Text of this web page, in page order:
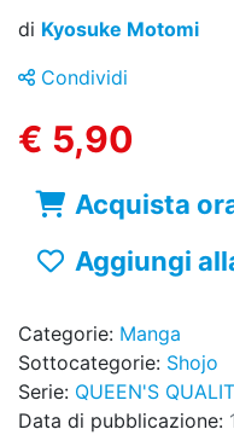
di Kyosuke Motomi
Condividi
€ 5,90
Acquista
Aggiungi
Categorie: Manga
Sottocategorie: Shojo
Serie: QUEEN'S
Data di pubblicazione: